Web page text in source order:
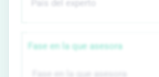
Fase en la que asesora